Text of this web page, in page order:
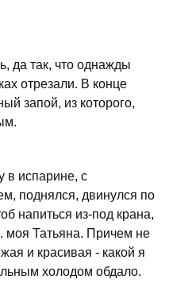
да так, что однажды
отрезали. В конце
запой, из которого,
в испарине, с
поднялся, двинулся по
напиться из-под крана,
моя Татьяна. Причем не
и красивая - какой я
холодом обдало.